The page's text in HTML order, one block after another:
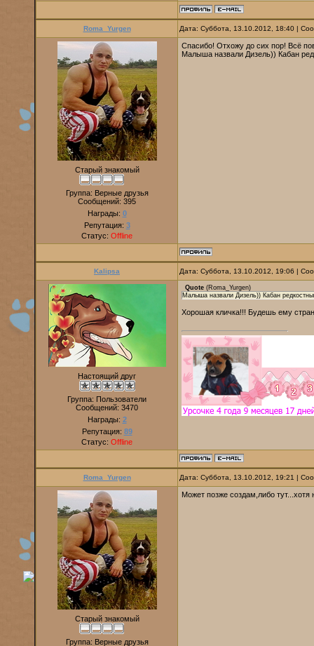
Roma_Yurgen Дата: Суббота, 13.10.2012, 18:40 |
Старый знакомый
Группа: Верные друзья
Сообщений: 395
Награды: 0
Репутация: 3
Статус: Offline
Спасибо! Отхожу до сих пор! Всё
Малыша назвали Дизель)) Кабан
Kalipsa Дата: Суббота, 13.10.2012, 19:06 |
Настоящий друг
Группа: Пользователи
Сообщений: 3470
Награды: 2
Репутация: 89
Статус: Offline
Quote (Roma_Yurgen)
Малыша назвали Дизель)) Кабан
Хорошая кличка!!! Будешь ему
Roma_Yurgen Дата: Суббота, 13.10.2012, 19:21 |
Старый знакомый
Группа: Верные друзья
Может позже создам,либо